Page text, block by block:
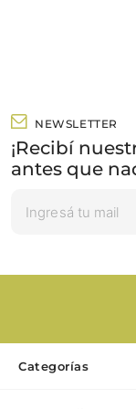
NEWSLETTER
¡Recibí
antes que
Categorías